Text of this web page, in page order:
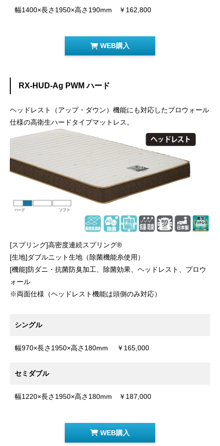
幅1400×長さ1950×高さ190mm ￥162,800
WEB購入
RX-HUD-Ag PWM ハード
ヘッドレスト（アップ・ダウン）機能にも対応したプロウォール
仕様の高衛生ハードタイプマットレス。
[スプリング]高密度連続スプリング®
[生地]ダブルニット生地（除菌機能糸使用）
[機能]防ダニ・抗菌防臭加工、除菌効果、ヘッドレスト、プロウ
ォール
※両面仕様（ヘッドレスト機能は頭側のみ対応）
シングル
幅970×長さ1950×高さ180mm ￥165,000
セミダブル
幅1220×長さ1950×高さ180mm ￥187,000
WEB購入